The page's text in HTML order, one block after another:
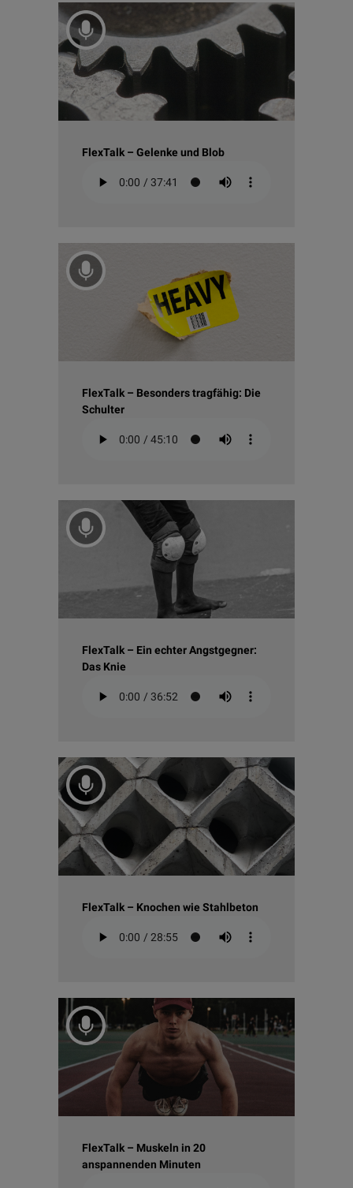
FlexTalk – Gelenke und Blob
FlexTalk – Besonders tragfähig: Die
Schulter
FlexTalk – Ein echter Angstgegner:
Das Knie
FlexTalk – Knochen wie Stahlbeton
FlexTalk – Muskeln in 20
anspannenden Minuten